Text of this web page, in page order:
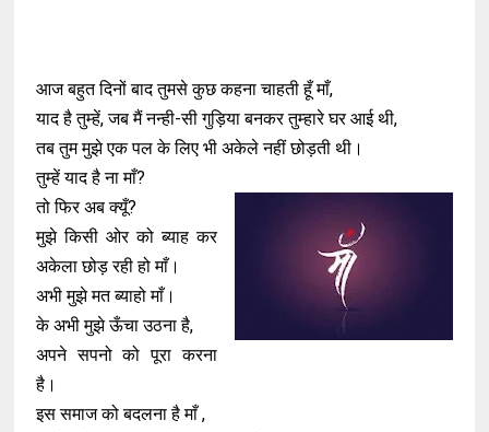
आज बहुत दिनों बाद तुमसे कुछ कहना चाहती हूँ माँ,
याद है तुम्हें, जब मैं नन्ही-सी गुड़िया बनकर तुम्हारे घर आई थी,
तब तुम मुझे एक पल के लिए भी अकेले नहीं छोड़ती थी।
तुम्हें याद है ना माँ?
तो फिर अब क्यूँ?
मुझे किसी ओर को ब्याह कर
अकेला छोड़ रही हो माँ।
अभी मुझे मत ब्याहो माँ।
के अभी मुझे ऊँचा उठना है,
अपने सपनो को पूरा करना
है।
इस समाज को बदलना है माँ ,